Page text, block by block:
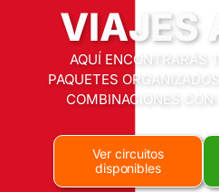
VIAJES
AQUÍ ENCONTRARÁS
PAQUETES
COMBINACIONES CON
Ver circuitos
disponibles